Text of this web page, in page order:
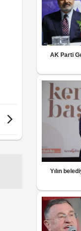
AK Parti
Yılın